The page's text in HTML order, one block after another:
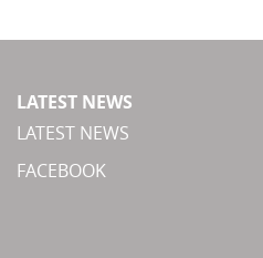
LATEST NEWS
LATEST NEWS
FACEBOOK